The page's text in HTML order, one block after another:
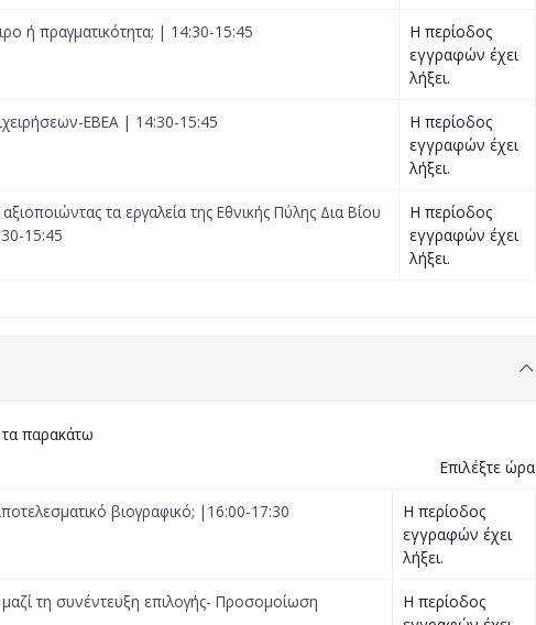
ή πραγματικότητα; | 14:30-15:45
Η περίοδος
εγγραφών έχει
λήξει.
ΕΒΕΑ | 14:30-15:45
Η περίοδος
εγγραφών έχει
λήξει.
τα εργαλεία της Εθνικής Πύλης Δια Βίου
15:45
Η περίοδος
εγγραφών έχει
λήξει.
παρακάτω
Επιλέξτε ώρα
βιογραφικό; |16:00-17:30
Η περίοδος
εγγραφών έχει
λήξει.
τη συνέντευξη επιλογής- Προσομοίωση
Η περίοδος